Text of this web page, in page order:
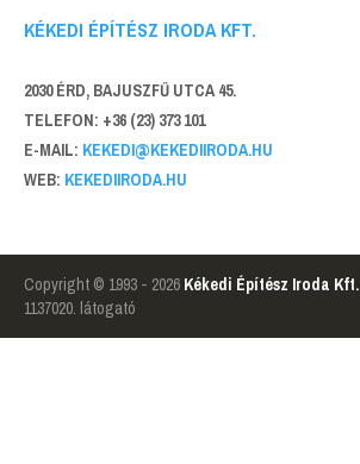
KÉKEDI ÉPÍTÉSZ IRODA KFT.
2030 ÉRD, BAJUSZFŰ UTCA 45.
TELEFON: +36 (23) 373 101
E-MAIL: KEKEDI@KEKEDIIRODA.HU
WEB: KEKEDIIRODA.HU
Copyright © 1993 - 2026 Kékedi Építész Iroda Kft.
1137020. látogató